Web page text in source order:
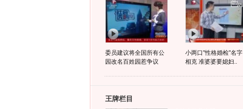
委员建议将全国所有公
园改名百姓园惹争议
小两口"性格婚检"名字
相克 准婆婆要媳妇..
王牌栏目